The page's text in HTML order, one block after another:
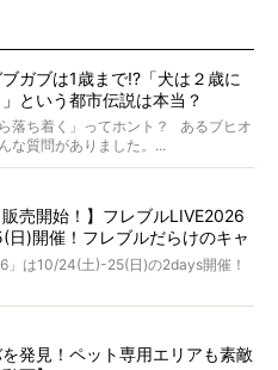
ガブは1歳まで!?「犬は２歳に
という都市伝説は本当？
落ち着く」ってホント？ あるブヒオ
な質問がありました。...
販売開始！】フレブルLIVE2026
)開催！フレブルだらけのキャ
プランも新登場!?
」は10/24(土)-25(日)の2days開催！
発見！ペット専用エリアも素敵